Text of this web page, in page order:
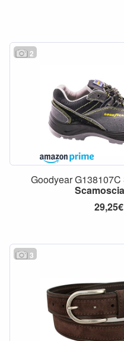
2
Goodyear G138107C
29,25€
3